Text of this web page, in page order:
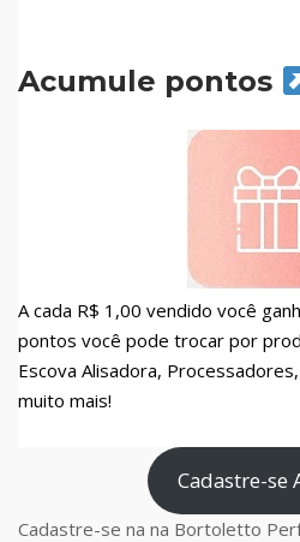
Acumule pontos
A cada R$ 1,00 vendido você
pontos você pode trocar por
Escova Alisadora,
muito mais!
Cadastre-se
Cadastre-se na na Bortoletto